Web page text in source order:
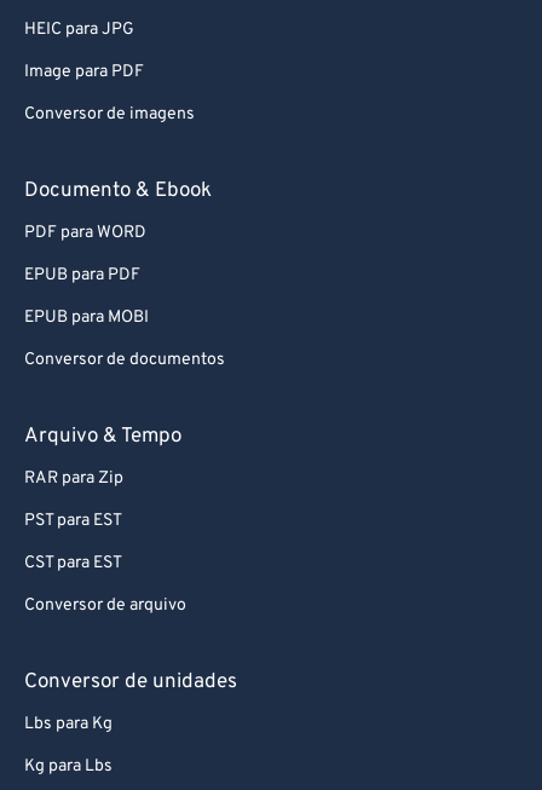
HEIC para JPG
Image para PDF
Conversor de imagens
Documento & Ebook
PDF para WORD
EPUB para PDF
EPUB para MOBI
Conversor de documentos
Arquivo & Tempo
RAR para Zip
PST para EST
CST para EST
Conversor de arquivo
Conversor de unidades
Lbs para Kg
Kg para Lbs